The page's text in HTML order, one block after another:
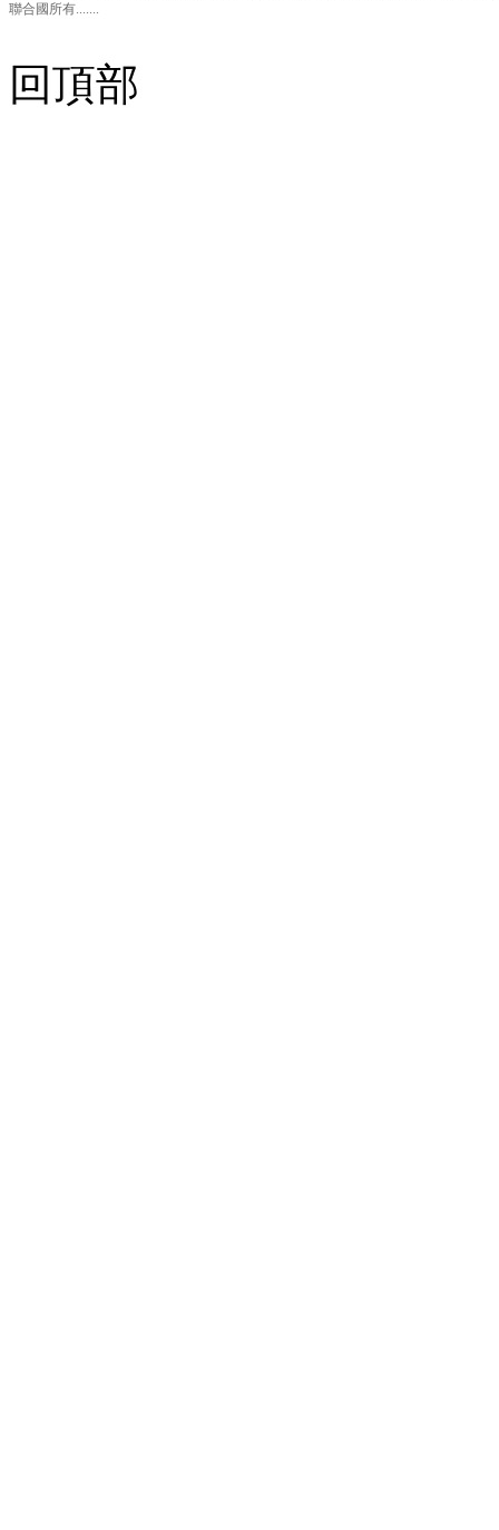
聯合國所有.......
回頂部